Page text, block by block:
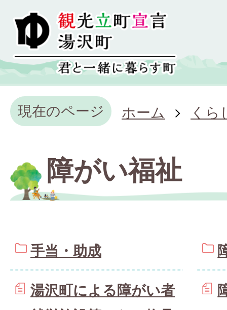
現在のページ ホーム くら
障がい福祉
手当・助成
湯沢町による障がい者